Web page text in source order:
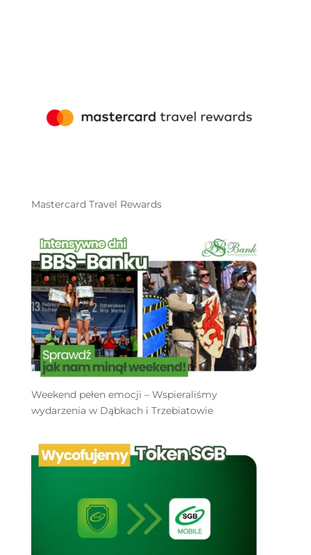
Mastercard Travel Rewards
Weekend pełen emocji – Wspieraliśmy
wydarzenia w Dąbkach i Trzebiatowie